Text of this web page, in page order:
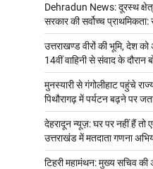
Dehradun News: दूरस्थ
सरकार की सर्वोच्च प्राथमिकता:
उत्तराखण्ड वीरों की भूमि, देश
14वीं वाहिनी से संवाद के दौरान
मुनस्यारी से गंगोलीहाट पहुंचे
पिथौरागढ़ में पर्यटन बढ़ने पर
देहरादून न्यूज़: घर पर नहीं हैं
उत्तराखंड में मतदाता गणना
टिहरी महामंथन: मुख्य सचिव की